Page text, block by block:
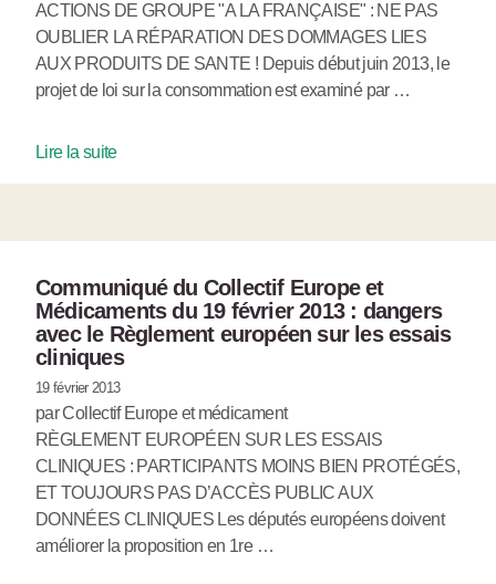
ACTIONS DE GROUPE "A LA FRANÇAISE" : NE PAS
OUBLIER LA RÉPARATION DES DOMMAGES LIES
AUX PRODUITS DE SANTE ! Depuis début juin 2013, le
projet de loi sur la consommation est examiné par …
Lire la suite
Communiqué du Collectif Europe et
Médicaments du 19 février 2013 : dangers
avec le Règlement européen sur les essais
cliniques
19 février 2013
par Collectif Europe et médicament
RÈGLEMENT EUROPÉEN SUR LES ESSAIS
CLINIQUES : PARTICIPANTS MOINS BIEN PROTÉGÉS,
ET TOUJOURS PAS D’ACCÈS PUBLIC AUX
DONNÉES CLINIQUES Les députés européens doivent
améliorer la proposition en 1re …